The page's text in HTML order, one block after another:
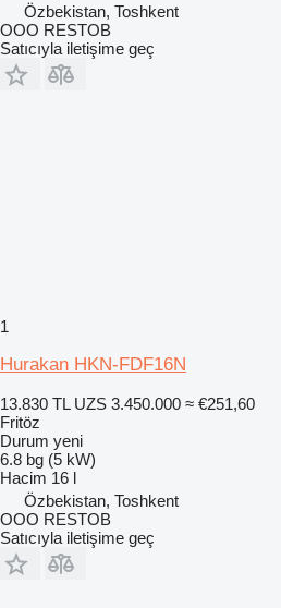
Özbekistan, Toshkent
OOO RESTOB
Satıcıyla iletişime geç
1
Hurakan HKN-FDF16N
13.830 TL UZS 3.450.000 ≈ €251,60
Fritöz
Durum yeni
6.8 bg (5 kW)
Hacim 16 l
Özbekistan, Toshkent
OOO RESTOB
Satıcıyla iletişime geç